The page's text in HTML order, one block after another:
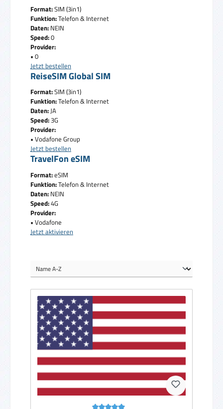
Format:SIM (3in1)
Funktion:Telefon & Internet
Daten: NEIN
Speed:0
Provider:
• 0
Jetzt bestellen
ReiseSIM Global SIM
Format:SIM (3in1)
Funktion:Telefon & Internet
Daten:JA
Speed:3G
Provider:
• Vodafone Group
Jetzt bestellen
TravelFon eSIM
Format:eSIM
Funktion:Telefon & Internet
Daten: NEIN
Speed:4G
Provider:
• Vodafone
Jetzt aktivieren